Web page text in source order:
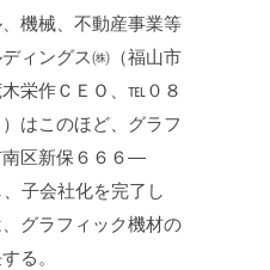
機械、不動産事業等
ィングス㈱（福山市
栄作ＣＥＯ、℡０８
はこのほど、グラフ
南区新保６６６—
子会社化を完了し
グラフィック機材の
る。